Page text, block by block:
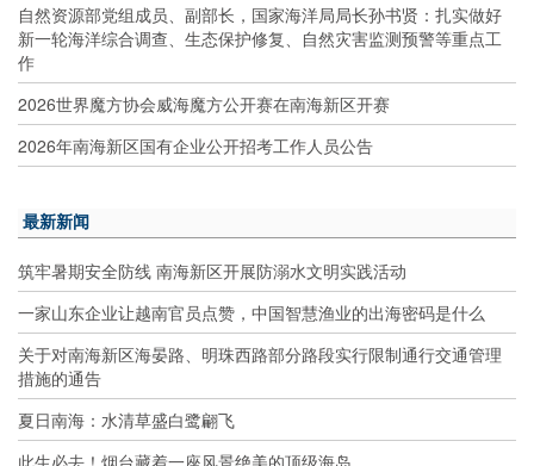
自然资源部党组成员、副部长，国家海洋局局长孙书贤：扎实做好
新一轮海洋综合调查、生态保护修复、自然灾害监测预警等重点工
作
2026世界魔方协会威海魔方公开赛在南海新区开赛
2026年南海新区国有企业公开招考工作人员公告
最新新闻
筑牢暑期安全防线 南海新区开展防溺水文明实践活动
一家山东企业让越南官员点赞，中国智慧渔业的出海密码是什么
关于对南海新区海晏路、明珠西路部分路段实行限制通行交通管理
措施的通告
夏日南海：水清草盛白鹭翩飞